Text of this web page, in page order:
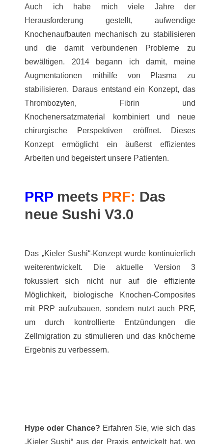
Auch ich habe mich viele Jahre der
Herausforderung gestellt, aufwendige
Knochenaufbauten mechanisch zu stabilisieren
und die damit verbundenen Probleme zu
bewältigen. 2014 begann ich damit, meine
Augmentationen mithilfe von Plasma zu
stabilisieren. Daraus entstand ein Konzept, das
Thrombozyten, Fibrin und
Knochenersatzmaterial kombiniert und neue
chirurgische Perspektiven eröffnet. Dieses
Konzept ermöglicht ein äußerst effizientes
Arbeiten und begeistert unsere Patienten.
PRPmeets PRF: Das
neue Sushi V3.0
Das „Kieler Sushi“-Konzept wurde kontinuierlich
weiterentwickelt. Die aktuelle Version 3
fokussiert sich nicht nur auf die effiziente
Möglichkeit, biologische Knochen-Composites
mit PRP aufzubauen, sondern nutzt auch PRF,
um durch kontrollierte Entzündungen die
Zellmigration zu stimulieren und das knöcherne
Ergebnis zu verbessern.
Hype oder Chance? Erfahren Sie, wie sich das
„Kieler Sushi“ aus der Praxis entwickelt hat, wo